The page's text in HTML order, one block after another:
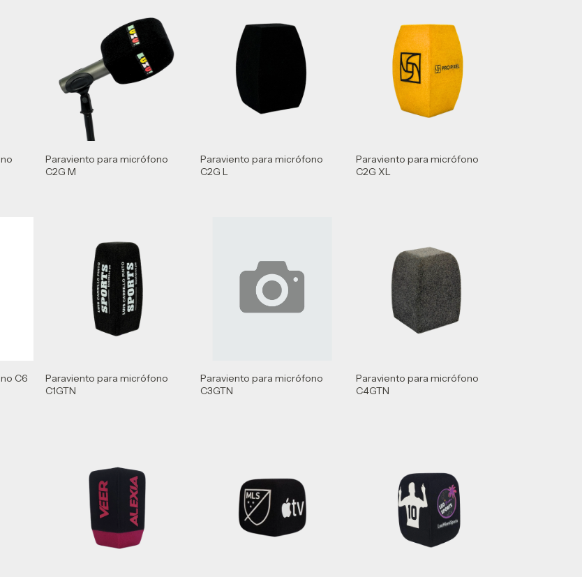
Paraviento para micrófono
C2G M
Paraviento para micrófono
C2G L
Paraviento para micrófono
C2G XL
C6
Paraviento para micrófono
C1GTN
Paraviento para micrófono
C3GTN
Paraviento para micrófono
C4GTN